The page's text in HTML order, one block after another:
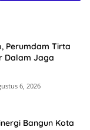
Perumdam Tirta
Dalam Jaga
6, 2026
Bangun Kota